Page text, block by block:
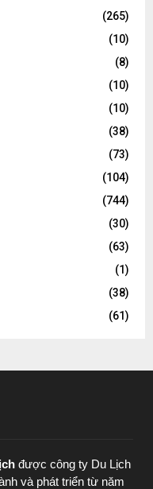
(265)
(10)
(8)
(10)
(10)
(38)
(73)
(104)
(744)
(30)
(63)
(1)
(38)
(61)
được công ty Du Lịch
và phát triển từ năm